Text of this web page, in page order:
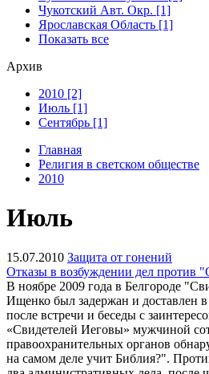
Чукотский Авт. Окр. [1]
Ярославская Область [1]
Показать все
Архив
2010 [2]
Июль [1]
Сентябрь [1]
Главная
Религия в светском обществе
2010
Июль
15.07.2010 Защита от гонений
Отказы в возбуждении дел против
В ноябре 2009 года в Белгороде
Ищенко был задержан и доставлен
после встречи и беседы с
«Свидетелей Иеговы» мужчиной
правоохранительных органов
на самом деле учит Библия?".